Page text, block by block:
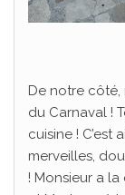
De notre
du Carnaval !
cuisine !
merveilles,
! Monsieur a